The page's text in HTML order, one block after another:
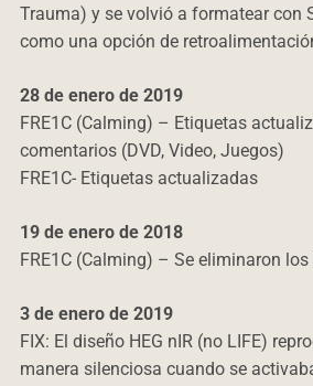
Trauma) y se volvió a formatear con
como una opción de
28 de enero de 2019
FRE1C (Calming) – Etiquetas
comentarios (DVD, Video, Juegos)
FRE1C- Etiquetas actualizadas
19 de enero de 2018
FRE1C (Calming) – Se eliminaron
3 de enero de 2019
FIX: El diseño HEG nIR (no LIFE)
manera silenciosa cuando se